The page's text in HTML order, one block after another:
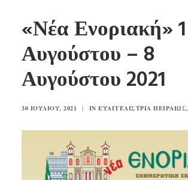
ΘΕΜΑΤΟΛΟΓΙΑ
ΑΝΑΚΟΙΝΩΣΕΙΣ
ΕΝΟΡΙΑ ΕΝ ΔΡΑΣΕΙ
ΕΥΑΓΓΕΛΙΣΤΡΙΑ ΠΕΙΡΑΙΏΣ
ΕΠΙΚΟΙΝΩΝΙΑ
«Νέα Ενοριακή» 1
Αυγούστου – 8
Αυγούστου 2021
30 ΙΟΥΛΊΟΥ, 2021 | IN ΕΥΑΓΓΕΛΊΣΤΡΙΑ ΠΕΙΡΑΙΏΣ,